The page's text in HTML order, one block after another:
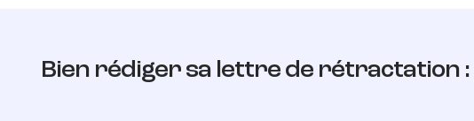
Bien rédiger sa lettre de rétractation :